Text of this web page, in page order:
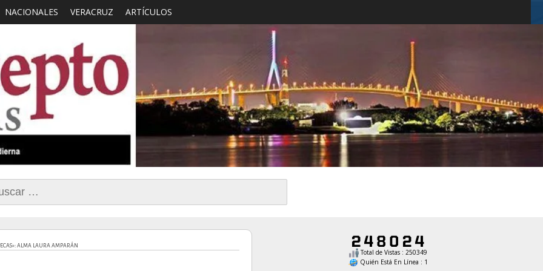
con Sentido Comun
NACIONALES VERACRUZ ARTÍCULOS
ALMA LAURA AMPARÁN
Total de Vistas : 250349
Quién Está En Línea : 1